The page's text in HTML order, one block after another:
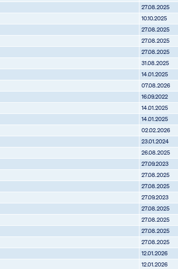
27.08.2025
10.10.2025
27.08.2025
27.08.2025
27.08.2025
31.08.2025
14.01.2025
07.08.2026
16.09.2022
14.01.2025
14.01.2025
02.02.2026
23.01.2024
26.08.2025
27.09.2023
27.08.2025
27.08.2025
27.09.2023
27.08.2025
27.08.2025
27.08.2025
27.08.2025
12.01.2026
12.01.2026